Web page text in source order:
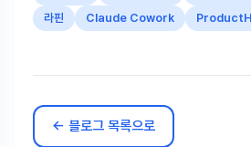
라핀
Claude Cowork
← 블로그 목록으로